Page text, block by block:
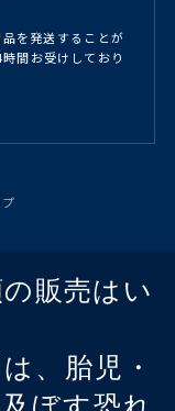
を発送することが
間お受けしており
販売はい
、胎児・